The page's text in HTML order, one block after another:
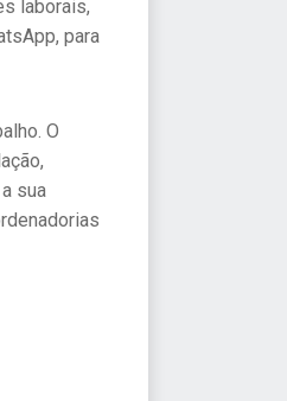
laborais,
para
O
sua